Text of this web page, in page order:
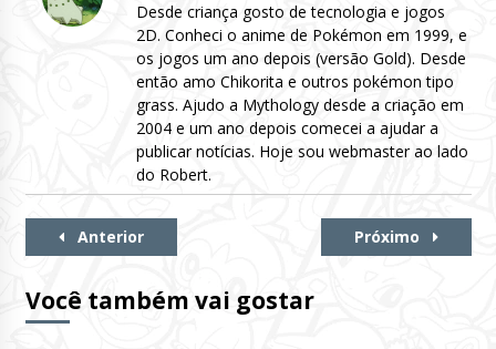
Desde criança gosto de tecnologia e jogos
2D. Conheci o anime de Pokémon em 1999, e
os jogos um ano depois (versão Gold). Desde
então amo Chikorita e outros pokémon tipo
grass. Ajudo a Mythology desde a criação em
2004 e um ano depois comecei a ajudar a
publicar notícias. Hoje sou webmaster ao lado
do Robert.
Continue
Anterior Próximo
Você também vai gostar